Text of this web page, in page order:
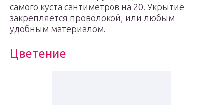
самого куста сантиметров на 20. Укрытие
закрепляется проволокой, или любым
удобным материалом.
Цветение